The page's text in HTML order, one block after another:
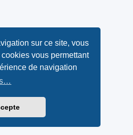
sur ce site, vous
vous permettant
de navigation